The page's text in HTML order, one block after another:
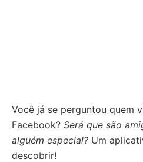
Você já se perguntou quem
Facebook? Será que são
alguém especial? Um
descobrir!